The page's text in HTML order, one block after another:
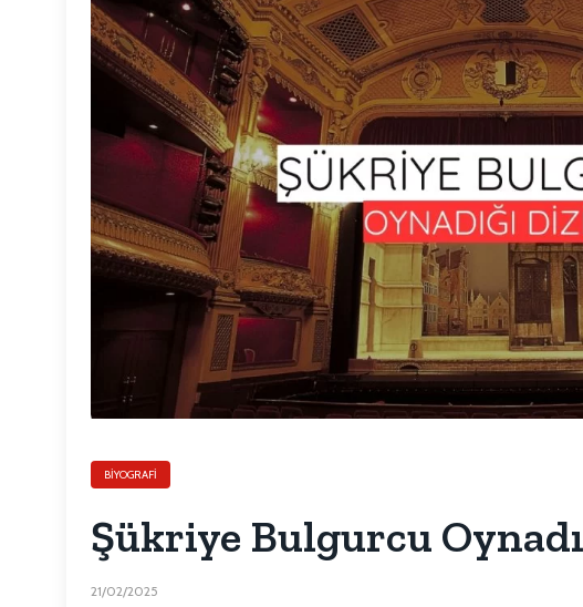
BIYOGRAFI
Şükriye Bulgurcu
21/02/2025